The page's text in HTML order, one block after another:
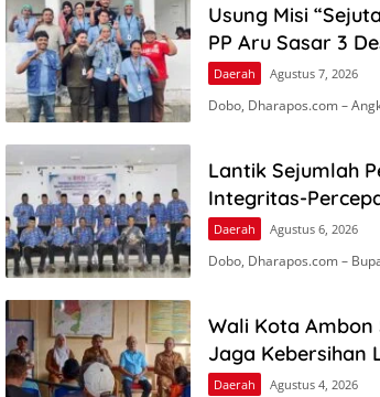
Usung Misi
PP Aru Sasar 3
Daerah Agustus 7, 2026
Dobo, Dharapos.com –
Lantik Sejumlah
Integritas-
Daerah Agustus 6, 2026
Dobo, Dharapos.com –
Wali Kota Ambon
Jaga Kebersihan
Daerah Agustus 4, 2026